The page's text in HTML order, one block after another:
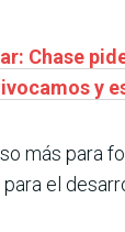
Chase
y
más para
el